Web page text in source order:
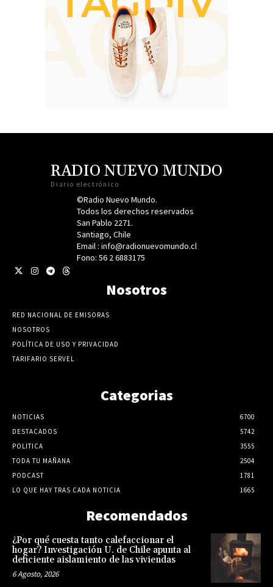
RADIO NUEVO MUNDO
Diario electrónico
©Radio Nuevo Mundo.
Todos los derechos reservados
San Pablo 2271.
Santiago, Chile
Email : info@radionuevomundo.cl
Fono: 56 2 6883175
Nosotros
RED NACIONAL DE EMISORAS
NOSOTROS
POLÍTICA DE USO Y PRIVACIDAD
TARIFARIO SERVEL
Categorias
NOTICIAS
6700
DESTACADOS
5742
POLITICA
3555
TODA TU MAÑANA
2504
PODCAST
1781
LO QUE HAY TRAS CADA NOTICIA
1665
Recomendados
¿Por qué cuesta tanto calefaccionar el
hogar? Investigación U. de Chile apunta al
deficiente aislamiento de las viviendas
6 Agosto, 2026